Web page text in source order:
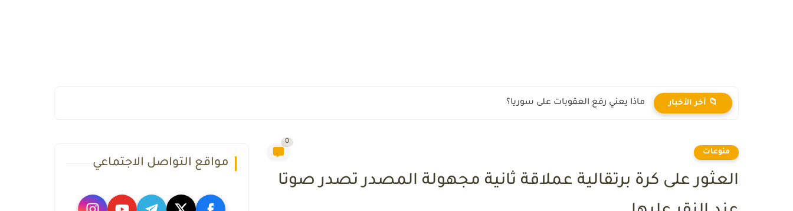
📁 آخر الأخبار هل سترتفع أسعار الذهب.. تحليلات الخبراء
منوعات
0
العثور على كرة برتقالية عملاقة ثانية مجهولة المصدر تصدر صوتا
مواقع التواصل الاجتماعي